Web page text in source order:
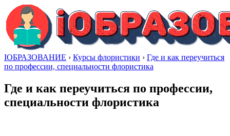
IОБРАЗОВАНИЕ › Курсы флористики › Где и как переучиться
по профессии, специальности флористика
Где и как переучиться по профессии,
специальности флористика